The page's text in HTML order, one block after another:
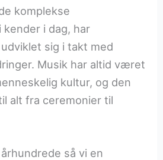
komplekse
i dag, har
sig i takt med
Musik har altid været
kultur, og den
alt fra ceremonier til
så vi en